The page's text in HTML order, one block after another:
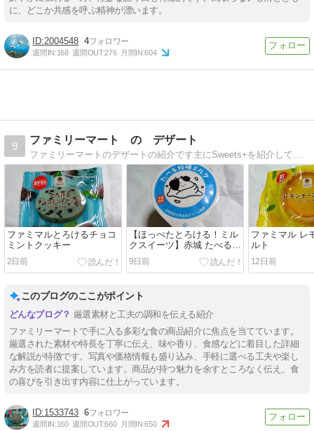
に、どこか共感を呼ぶ精神が漂います。
2004548 4
週間IN:168 週間OUT:276 月間IN:604
9
ファミリーマート の デザート
ファミマルとろけるチョコ
ミントクッキー
2日前
【ほっぺたとろける！ミル
クスイーツ】赤城 たべる牧
場ミルク
9日前
ファミマル レ
ルト
12日前
このブログのここがポイント
厳選素材と工夫の調和を伝える紹介
ファミリーマートで手に入る多彩な食の商品紹介に焦点を当てています。
厳選された素材や特長を丁寧に伝え、味や香り、食感などに着目した詳細
な解説が特徴です。写真や価格情報も盛り込み、手軽に選べる工夫や楽し
み方を読者に提案しています。商品が持つ魅力を余すところなく伝え、食
の喜びを引き出す内容に仕上がっています。
1533743 6
週間IN:160 週間OUT:660 月間IN:650